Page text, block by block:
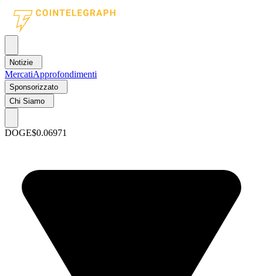
Notizie
MercatiApprofondimenti
Sponsorizzato
Chi Siamo
DOGE$0.06971